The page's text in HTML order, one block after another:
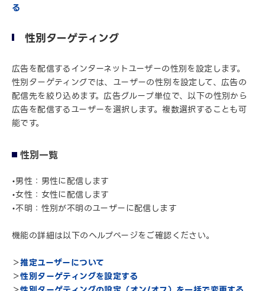
る
性別ターゲティング
広告を配信するインターネットユーザーの性別を設定します。
性別ターゲティングでは、ユーザーの性別を設定して、広告の
配信先を絞り込めます。広告グループ単位で、以下の性別から
広告を配信するユーザーを選択します。複数選択することも可
能です。
性別一覧
•男性：男性に配信します
•女性：女性に配信します
•不明：性別が不明のユーザーに配信します
機能の詳細は以下のヘルプページをご確認ください。
＞推定ユーザーについて
＞性別ターゲティングを設定する